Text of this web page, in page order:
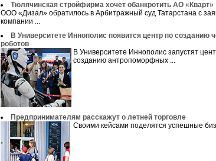
Тюлячинская стройфирма хочет обанкротить АО «Кварт»
ООО «Дизал» обратилось в Арбитражный суд Татарстана с
компании ...
В Университете Иннополис появится центр по созданию
роботов
В Университете Иннополис запустят
созданию антропоморфных ...
Предпринимателям расскажут о летней торговле
Своими кейсами поделятся успешные